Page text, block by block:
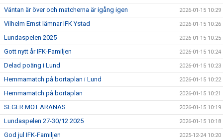
Väntan är över och matcherna är igång igen 2026-01-15 10:29
Vilhelm Ernst lämnar IFK Ystad 2026-01-15 10:26
Lundaspelen 2025 2026-01-15 10:25
Gott nytt år IFK-Familjen 2026-01-15 10:24
Delad poäng i Lund 2026-01-15 10:23
Hemmamatch på bortaplan i Lund 2026-01-15 10:22
Hemmamatch på bortaplan 2026-01-15 10:21
SEGER MOT ARANÄS 2026-01-15 10:19
Lundaspelen 27-30/12 2025 2026-01-15 10:18
God jul IFK-Familjen 2025-12-24 10:20